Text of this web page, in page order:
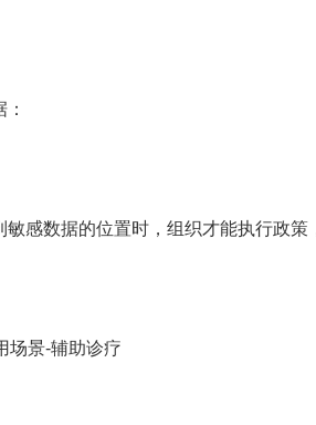
敏感数据的位置时，组织才能执行政
场景-辅助诊疗